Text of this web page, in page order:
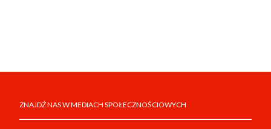
ZNAJDŹ NAS W MEDIACH SPOŁECZNOŚCIOWYCH